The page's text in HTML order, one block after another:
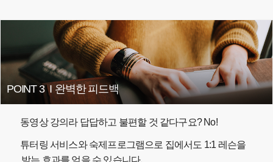
POINT 3 I 완벽한 피드백
동영상 강의라 답답하고 불편할 것 같다구요? No!
튜터링 서비스와 숙제프로그램으로 집에서도 1:1 레슨을